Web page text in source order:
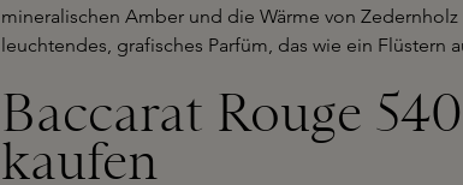
mineralischen Amber und die Wärme von Zedernholz
leuchtendes, grafisches Parfüm, das wie ein Flüstern
Baccarat Rouge 540
kaufen